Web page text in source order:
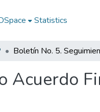
Statistics
Acuerdo